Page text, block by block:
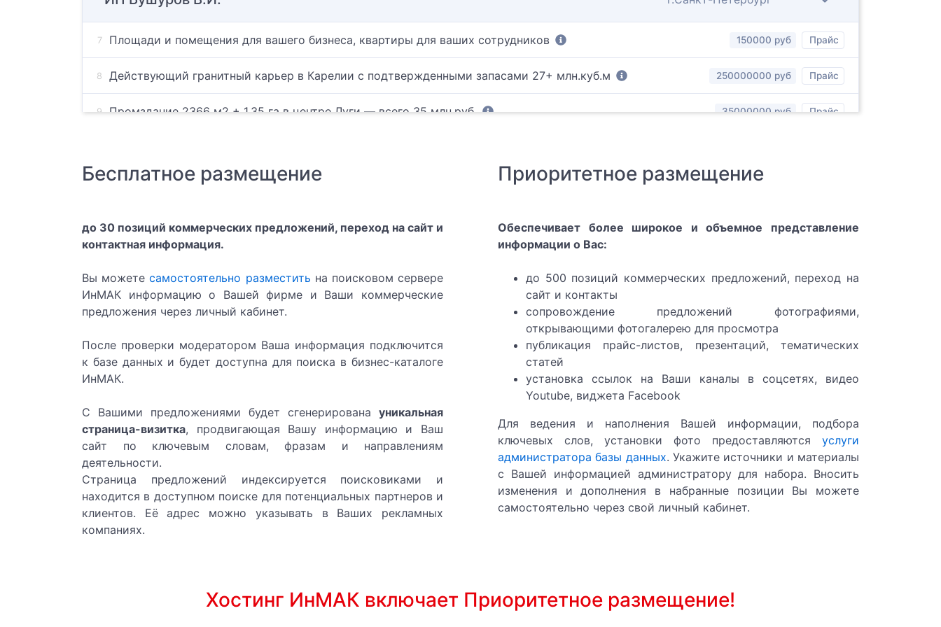
Площади и помещения для вашего бизнеса, квартиры для ваших сотрудников 150000 руб Прайс
Действующий гранитный карьер в Карелии с подтвержденными запасами 27+ млн.куб.м 250000000 руб Прайс
Промздание 2366 м2 + 1,35 га в центре Луги — всего 35 млн.руб. 35000000 руб Прайс
Центр гипноза
Школа гипноза
АЭРАЦИЯ
Устройство систем вентиляции и кондиционирования, и воздушного отопления.
Проектирование систем вентиляции и кондиционирования, и воздушного отопления.
Поставка оборудования для устройство систем вентиляции и кондиционирования, и воздушного отопления.
СТРУМ-СЕРВИС ЧАСНОЕ ПРЕДПРИЯТИЕ Pегионы прочие
АКУМУЛЯТОРНА БАТАРЕЯ НАВАНТАЖУВАЧА ЗАПЧАСТИНИ грн/шт
ТЯГОВА БАТАРЕЯ / АКУМУЛЯТОРИ НАВАНТАЖУВАЧІВ КУПИТИ
Бесплатное размещение
до 30 позиций коммерческих предложений, переход на сайт и
контактная информация.
Вы можете самостоятельно разместить на поисковом сервере
ИнМАК информацию о Вашей фирме и Ваши коммерческие
предложения через личный кабинет.
После проверки модератором Ваша информация подключится
к базе данных и будет доступна для поиска в бизнес-каталоге
ИнМАК.
С Вашими предложениями будет сгенерирована уникальная
страница-визитка, продвигающая Вашу информацию и Ваш
сайт по ключевым словам, фразам и направлениям
деятельности.
Страница предложений индексируется поисковиками и
находится в доступном поиске для потенциальных партнеров и
клиентов. Её адрес можно указывать в Ваших рекламных
компаниях.
Приоритетное размещение
Обеспечивает более широкое и объемное представление
информации о Вас:
до 500 позиций коммерческих предложений, переход на
сайт и контакты
сопровождение предложений фотографиями,
открывающими фотогалерею для просмотра
публикация прайс-листов, презентаций, тематических
статей
установка ссылок на Ваши каналы в соцсетях, видео
Youtube, виджета Facebook
Для ведения и наполнения Вашей информации, подбора
ключевых слов, установки фото предоставляются
услуги
администратора базы данных. Укажите источники и материалы
с Вашей информацией администратору для набора. Вносить
изменения и дополнения в набранные позиции Вы можете
самостоятельно через свой личный кабинет.
Хостинг ИнМАК включает Приоритетное размещение!